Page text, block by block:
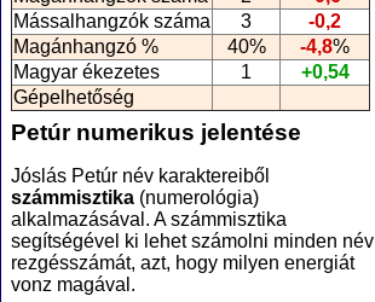
Mássalhangzók száma
3
-0,2
Magánhangzó %
40% -4,8%
Magyar ékezetes
1
+0,54
Gépelhetőség
Petúr numerikus jelentése
Jóslás Petúr név karaktereiből
számmisztika (numerológia)
alkalmazásával. A számmisztika
segítségével ki lehet számolni minden név
rezgésszámát, azt, hogy milyen energiát
vonz magával.